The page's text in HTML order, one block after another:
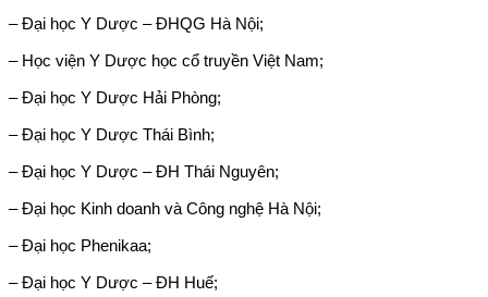
– Đại học Y Dược – ĐHQG Hà Nội;
– Học viện Y Dược học cổ truyền Việt Nam;
– Đại học Y Dược Hải Phòng;
– Đại học Y Dược Thái Bình;
– Đại học Y Dược – ĐH Thái Nguyên;
– Đại học Kinh doanh và Công nghệ Hà Nội;
– Đại học Phenikaa;
– Đại học Y Dược – ĐH Huế;